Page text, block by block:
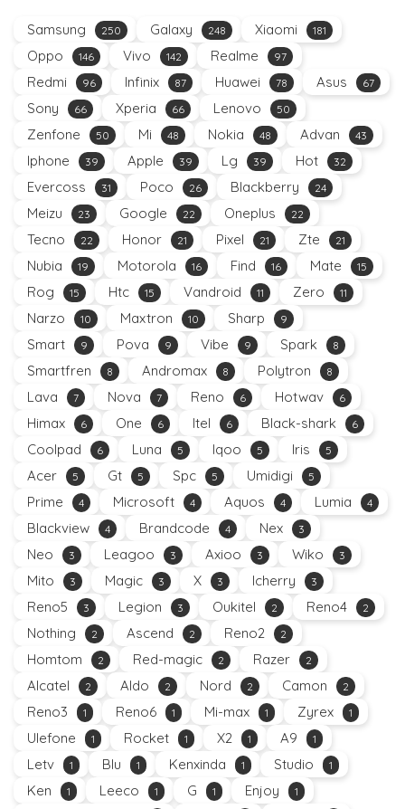
Samsung 250 Galaxy 248 Xiaomi 181
Oppo 146 Vivo 142 Realme 97
Redmi 96 Infinix 87 Huawei 78 Asus 67
Sony 66 Xperia 66 Lenovo 50
Zenfone 50 Mi 48 Nokia 48 Advan 43
Iphone 39 Apple 39 Lg 39 Hot 32
Evercoss 31 Poco 26 Blackberry 24
Meizu 23 Google 22 Oneplus 22
Tecno 22 Honor 21 Pixel 21 Zte 21
Nubia 19 Motorola 16 Find 16 Mate 15
Rog 15 Htc 15 Vandroid 11 Zero 11
Narzo 10 Maxtron 10 Sharp 9
Smart 9 Pova 9 Vibe 9 Spark 8
Smartfren 8 Andromax 8 Polytron 8
Lava 7 Nova 7 Reno 6 Hotwav 6
Himax 6 One 6 Itel 6 Black-shark 6
Coolpad 6 Luna 5 Iqoo 5 Iris 5
Acer 5 Gt 5 Spc 5 Umidigi 5
Prime 4 Microsoft 4 Aquos 4 Lumia 4
Blackview 4 Brandcode 4 Nex 3
Neo 3 Leagoo 3 Axioo 3 Wiko 3
Mito 3 Magic 3 X 3 Icherry 3
Reno5 3 Legion 3 Oukitel 2 Reno4 2
Nothing 2 Ascend 2 Reno2 2
Homtom 2 Red-magic 2 Razer 2
Alcatel 2 Aldo 2 Nord 2 Camon 2
Reno3 1 Reno6 1 Mi-max 1 Zyrex 1
Ulefone 1 Rocket 1 X2 1 A9 1
Letv 1 Blu 1 Kenxinda 1 Studio 1
Ken 1 Leeco 1 G 1 Enjoy 1